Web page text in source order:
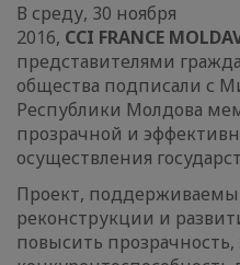
В среду, 30 ноября
2016, CCI FRANCE
представителями
общества подписали с
Республики Молдова
прозрачной и
осуществления
Проект,
реконструкции и
повысить